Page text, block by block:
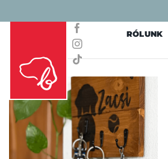
content
RÓLUNK